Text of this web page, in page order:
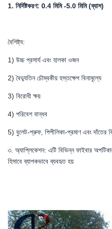
1. নির্দিষ্টকরণ: 0.4 মিমি -5.0 মিমি (ব্যাস)
বৈশিষ্ট্য:
1) উচ্চ প্রসার্য এবং হালকা ওজন
2) বৈদ্যুতিন চৌম্বকীয় হস্তক্ষেপ বিনামূল্যে
3) বিরোধী ক্ষয়
4) পরিবেশ বান্ধব
5) বুলেট-প্রুফ, পিপীলিকা-প্রমাণ এবং দাঁতের
৩. অ্যাপ্লিকেশন: এটি বিভিন্ন ফাইবার
হিসাবে ব্যাপকভাবে ব্যবহৃত হয়